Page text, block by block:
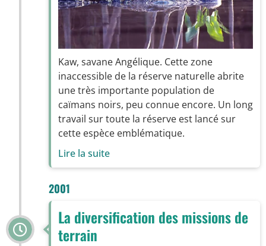
Kaw, savane Angélique. Cette zone
inaccessible de la réserve naturelle abrite
une très importante population de
caïmans noirs, peu connue encore. Un long
travail sur toute la réserve est lancé sur
cette espèce emblématique.
Lire la suite
2001
La diversification des missions de
terrain